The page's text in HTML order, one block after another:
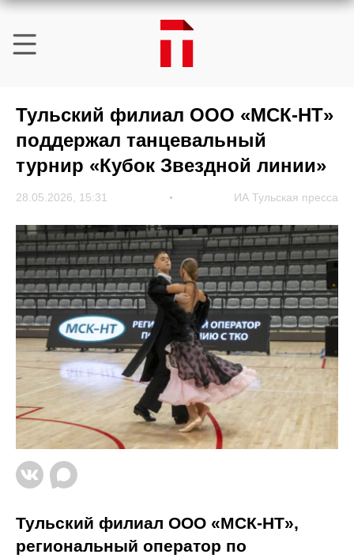
Тульский филиал ООО «МСК-НТ»
поддержал танцевальный
турнир «Кубок Звездной линии»
28.05.2026, 15:31 ИА Тульская пресса
Тульский филиал ООО «МСК-НТ»,
региональный оператор по